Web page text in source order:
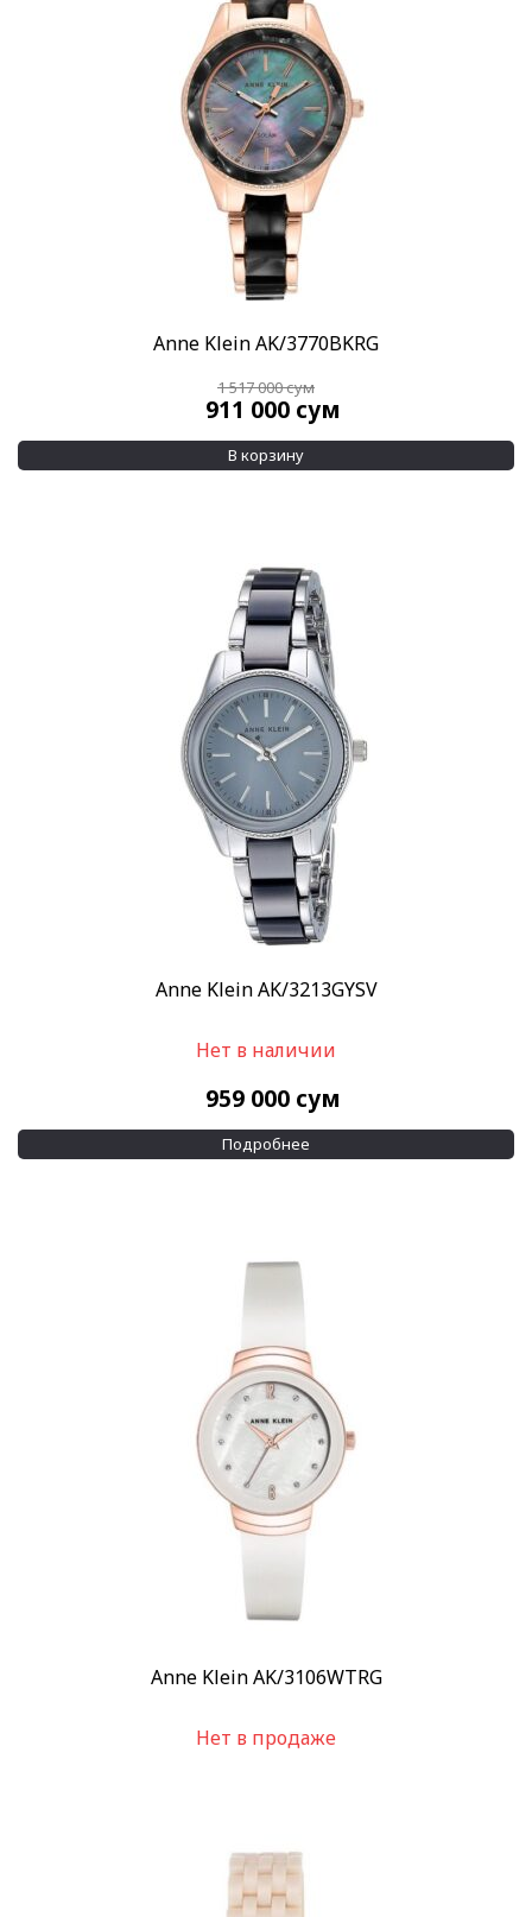
Anne Klein AK/3770BKRG
1 517 000сум
911 000 сум
В корзину
Anne Klein AK/3213GYSV
Нет в наличии
959 000 сум
Подробнее
Anne Klein AK/3106WTRG
Нет в продаже